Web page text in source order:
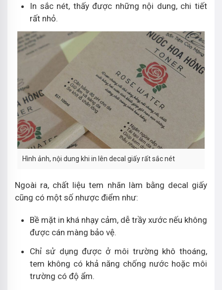
In sắc nét, thấy được những nội dung, chi tiết
rất nhỏ.
Hình ảnh, nội dung khi in lên decal giấy rất sắc nét
Ngoài ra, chất liệu tem nhãn làm bằng decal giấy
cũng có một số nhược điểm như:
Bề mặt in khá nhạy cảm, dễ trầy xước nếu không
được cán màng bảo vệ.
Chỉ sử dụng được ở môi trường khô thoáng,
tem không có khả năng chống nước hoặc môi
trường có độ ẩm.